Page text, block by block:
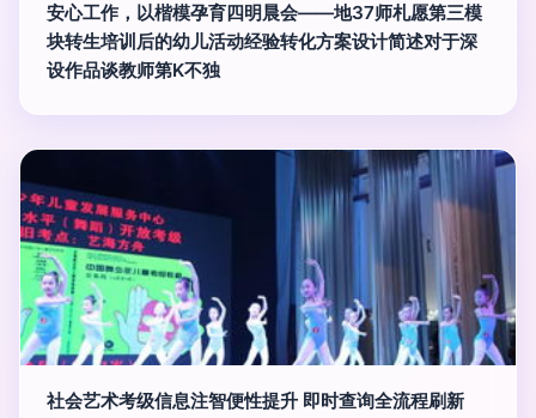
安心工作，以楷模孕育四明晨会——地37师札愿第三模
块转生培训后的幼儿活动经验转化方案设计简述对于深
设作品谈教师第K不独
社会艺术考级信息注智便性提升 即时查询全流程刷新